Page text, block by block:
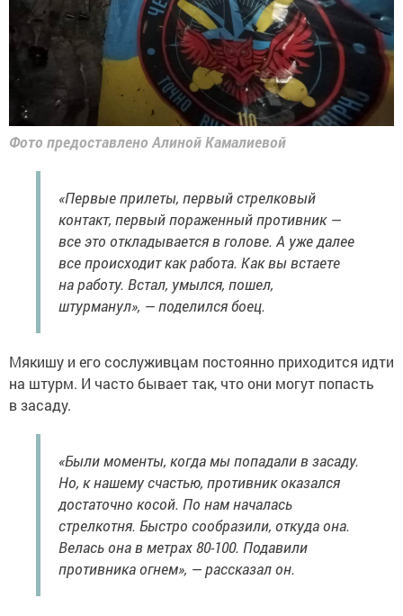
Фото предоставлено Алиной Камалиевой
«Первые прилеты, первый стрелковый
контакт, первый пораженный противник —
все это откладывается в голове. А уже далее
все происходит как работа. Как вы встаете
на работу. Встал, умылся, пошел,
штурманул», — поделился боец.
Мякишу и его сослуживцам постоянно приходится идти
на штурм. И часто бывает так, что они могут попасть
в засаду.
«Были моменты, когда мы попадали в засаду.
Но, к нашему счастью, противник оказался
достаточно косой. По нам началась
стрелкотня. Быстро сообразили, откуда она.
Велась она в метрах 80-100. Подавили
противника огнем», — рассказал он.